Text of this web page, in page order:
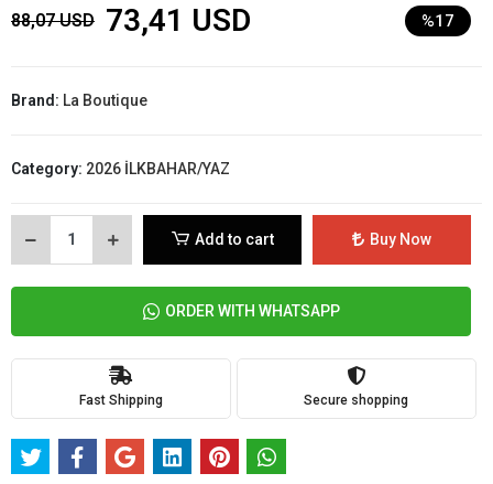
88,07 USD 73,41 USD %17
Brand: La Boutique
Category: 2026 İLKBAHAR/YAZ
Add to cart Buy Now
ORDER WITH WHATSAPP
Fast Shipping Secure shopping